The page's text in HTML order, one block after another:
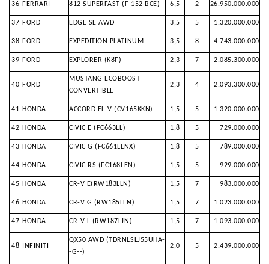
36 FERRARI 812 SUPERFAST (F 152 BCE) 6,5 2 26.950.000.000
37 FORD EDGE SE AWD 3,5 5 1.320.000.000
38 FORD EXPEDITION PLATINUM 3,5 8 4.743.000.000
39 FORD EXPLORER (K8F) 2,3 7 2.085.300.000
40 FORD
MUSTANG ECOBOOST
CONVERTIBLE
2,3 4 2.093.300.000
41 HONDA ACCORD EL-V (CV165KKN) 1,5 5 1.320.000.000
42 HONDA CIVIC E (FC663LL) 1,8 5 729.000.000
43 HONDA CIVIC G (FC661LLNX) 1,8 5 789.000.000
44 HONDA CIVIC RS (FC168LEN) 1,5 5 929.000.000
45 HONDA CR-V E(RW183LLN) 1,5 7 983.000.000
46 HONDA CR-V G (RW185LLN) 1,5 7 1.023.000.000
47 HONDA CR-V L (RW187LJN) 1,5 7 1.093.000.000
48 INFINITI
QX50 AWD (TDRNLSLJ55UHA-
-G--)
2,0 5 2.439.000.000